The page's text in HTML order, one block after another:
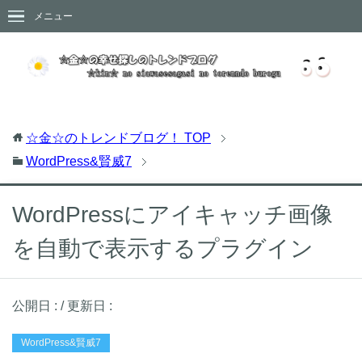
メニュー
☆金☆のトレンドブログ！
TOP
WordPress&賢威7
WordPressにアイキャッチ画像
を自動で表示するプラグイン
公開日 : / 更新日 :
WordPress&賢威7